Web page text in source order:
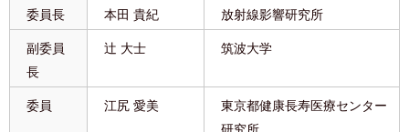
委員長 本田 貴紀 放射線影響研究所
副委員
長
辻 大士 筑波大学
委員 江尻 愛美
東京都健康長寿医療センター
研究所